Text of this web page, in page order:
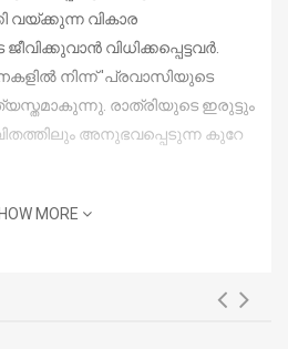
വികാര
വിധിക്കപ്പെട്ടവര്‍.
നിന്ന് 'പ്രവാസിയുടെ
രാത്രിയുടെ ഇരുട്ടും
അനുഭവപ്പെടുന്ന കുറേ
MORE